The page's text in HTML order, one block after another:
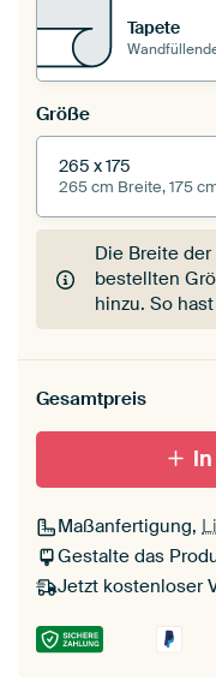
Tapete
Größe
265 x 175
265 cm Breite, 175
Die Breite
bestellten
hinzu. So
Gesamtpreis
Maßanfertigung,
Gestalte das
Jetzt kostenloser